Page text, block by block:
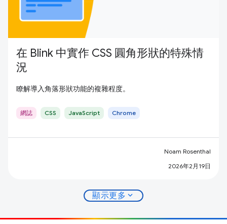
在 Blink 中實作 CSS 圓角形狀的特殊情
況
瞭解導入角落形狀功能的複雜程度。
網誌 CSS JavaScript Chrome
Noam Rosenthal
2026年2月19日
顯示更多 expand_more